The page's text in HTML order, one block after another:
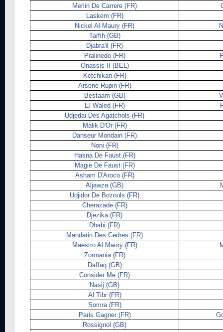
Merlin De Carrere (FR)
Laskem (FR)
Nickel Al Maury (FR)
Tarfih (GB)
Djabra'il (FR)
Pralinedo (FR)
Onassis II (BEL)
Ketchikan (FR)
Arsene Rupin (FR)
Bestaam (GB)
El Waled (FR)
Udjedai Des Agatchols (FR)
Malik D'Or (FR)
Danseur Mondain (FR)
Noni (FR)
Hasna De Faust (FR)
Magie De Faust (FR)
Asham D'Aroco (FR)
Aljawza (GB)
Udjidor De Bozouls (FR)
Cherazade (FR)
Djezika (FR)
Dhabi (FR)
Mandarin Des Cedres (FR)
Maestro Al Maury (FR)
Zormania (FR)
Daffaq (GB)
Consider Me (FR)
Nasij (GB)
Al Tibr (FR)
Somra (FR)
Paris Gagner (FR)
Rossignol (GB)